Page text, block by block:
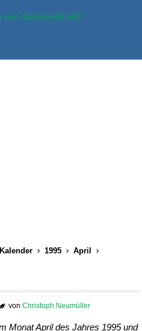
1995 April
von Christoph Neumüller
Monat April des Jahres 1995 und